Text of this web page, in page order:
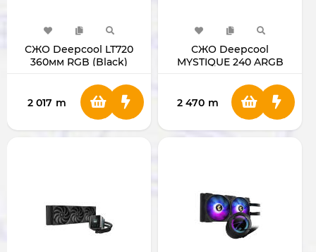
СЖО Deepcool LT720
360мм RGB (Black)
2 017 m
СЖО Deepcool
MYSTIQUE 240 ARGB
2 470 m